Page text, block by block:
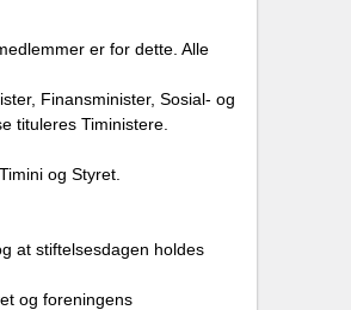
er for dette. Alle
Finansminister, Sosial- og
tituleres Tiministere.
og Styret.
at stiftelsesdagen holdes
og foreningens